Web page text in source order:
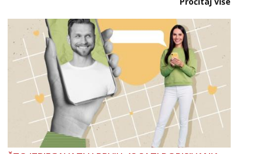
internetske trgovine te proizvodi nepoznatog podrijetla. ...